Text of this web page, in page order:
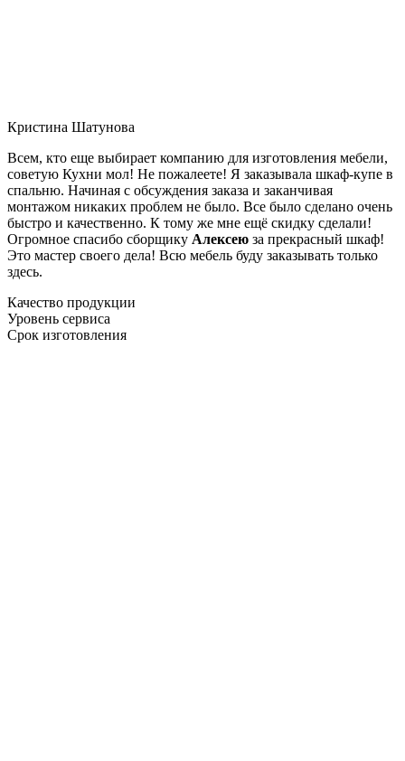
Кристина Шатунова
Всем, кто еще выбирает компанию для изготовления мебели,
советую Кухни мол! Не пожалеете! Я заказывала шкаф-купе в
спальню. Начиная с обсуждения заказа и заканчивая
монтажом никаких проблем не было. Все было сделано очень
быстро и качественно. К тому же мне ещё скидку сделали!
Огромное спасибо сборщику Алексею за прекрасный шкаф!
Это мастер своего дела! Всю мебель буду заказывать только
здесь.
Качество продукции
Уровень сервиса
Срок изготовления